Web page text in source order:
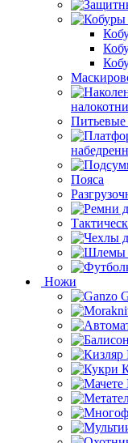
Питьевые
Пояса
Ножи